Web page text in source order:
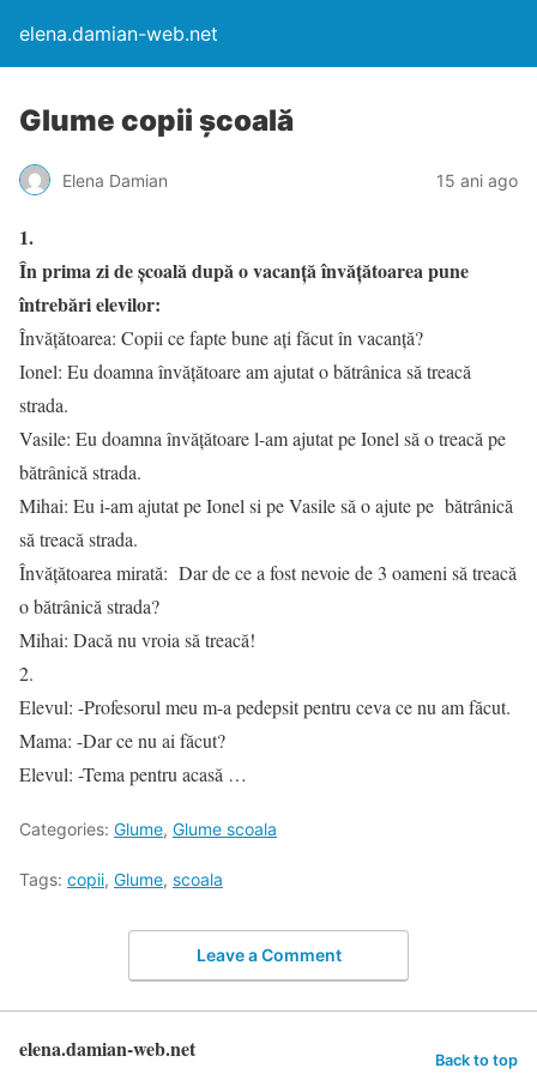
elena.damian-web.net
Glume copii şcoală
Elena Damian 15 ani ago
1.
În prima zi de şcoală după o vacanţă învăţătoarea pune
întrebări elevilor:
Învăţătoarea: Copii ce fapte bune aţi făcut în vacanţă?
Ionel: Eu doamna învăţătoare am ajutat o bătrânica să treacă
strada.
Vasile: Eu doamna învăţătoare l-am ajutat pe Ionel să o treacă pe
bătrânică strada.
Mihai: Eu i-am ajutat pe Ionel si pe Vasile să o ajute pe bătrânică
să treacă strada.
Învăţătoarea mirată: Dar de ce a fost nevoie de 3 oameni să treacă
o bătrânică strada?
Mihai: Dacă nu vroia să treacă!
2.
Elevul: -Profesorul meu m-a pedepsit pentru ceva ce nu am făcut.
Mama: -Dar ce nu ai făcut?
Elevul: -Tema pentru acasă …
Categories: Glume, Glume scoala
Tags: copii, Glume, scoala
Leave a Comment
elena.damian-web.net Back to top